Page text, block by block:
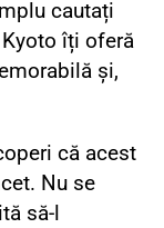
cautați
îți oferă
și,
că acest
Nu se
să-l